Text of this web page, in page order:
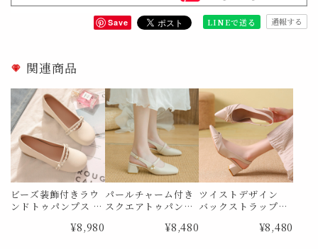
Save LINEで送る 通報する
関連商品
ビーズ装飾付きラウ
ンドトゥパンプス M
¥8,980
パールチャーム付き
スクエアトゥパンプ
¥8,480
ツイストデザイン
バックストラップパ
¥8,480